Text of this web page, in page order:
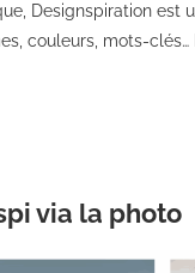
Designspiration
couleurs, mots-
via la photo